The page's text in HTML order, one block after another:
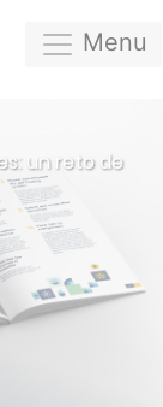
Menu
un reto de